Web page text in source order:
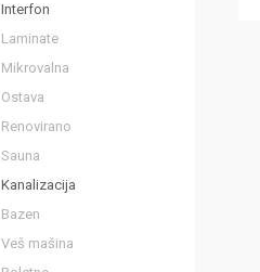
Interfon
Laminate
Mikrovalna
Ostava
Renovirano
Sauna
Kanalizacija
Bazen
Veš mašina